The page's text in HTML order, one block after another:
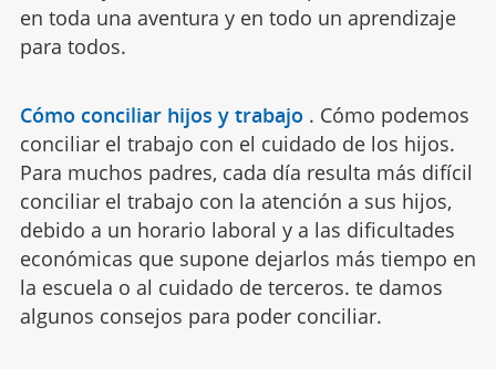
en toda una aventura y en todo un aprendizaje
para todos.
Cómo conciliar hijos y trabajo . Cómo podemos
conciliar el trabajo con el cuidado de los hijos.
Para muchos padres, cada día resulta más difícil
conciliar el trabajo con la atención a sus hijos,
debido a un horario laboral y a las dificultades
económicas que supone dejarlos más tiempo en
la escuela o al cuidado de terceros. te damos
algunos consejos para poder conciliar.